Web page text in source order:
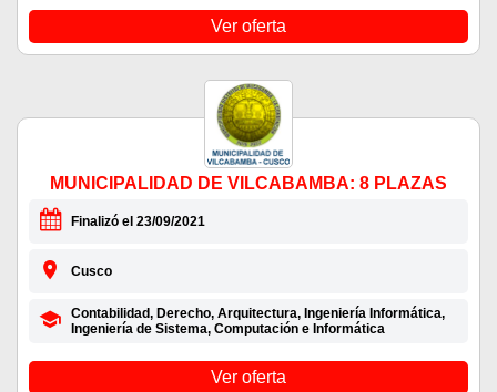
Ver oferta
MUNICIPALIDAD DE VILCABAMBA: 8 PLAZAS
Finalizó el 23/09/2021
Cusco
Contabilidad, Derecho, Arquitectura, Ingeniería Informática,
Ingeniería de Sistema, Computación e Informática
Ver oferta